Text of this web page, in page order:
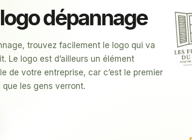
dépannage
trouvez facilement le logo qui va
Le logo est d’ailleurs un élément
de votre entreprise, car c’est le premier
les gens verront.